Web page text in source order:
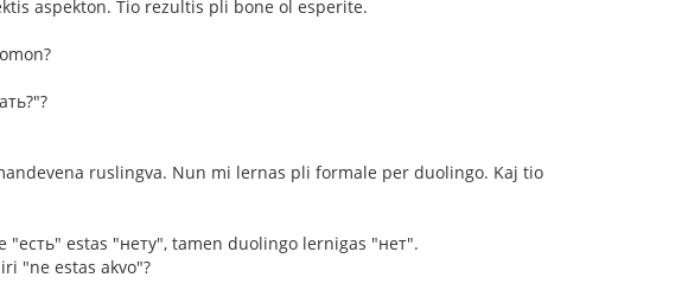
aspekton. Tio rezultis pli bone ol esperite.
ruslingva. Nun mi lernas pli formale per duolingo. Kaj tio
estas "нету", tamen duolingo lernigas "нет".
"ne estas akvo"?